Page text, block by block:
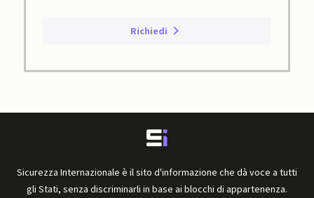
Richiedi
Sicurezza Internazionale è il sito d'informazione che dà voce a tutti
gli Stati, senza discriminarli in base ai blocchi di appartenenza.